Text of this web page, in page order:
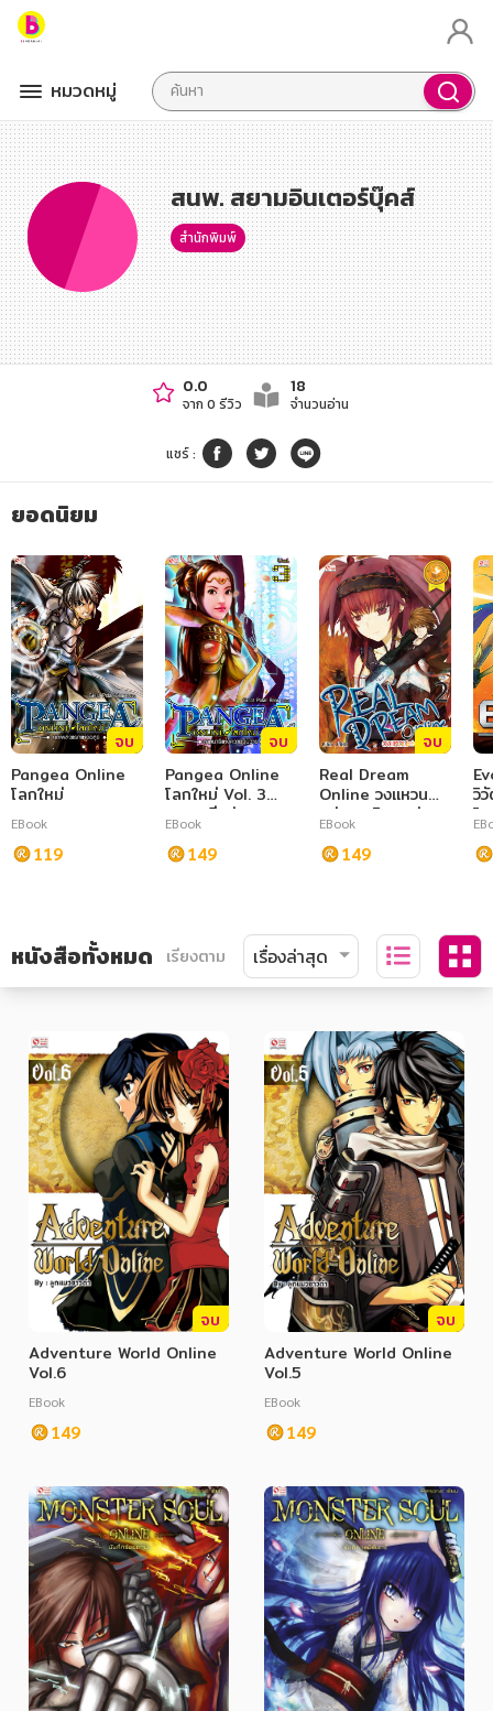
หมวดหมู่
หมวดหมู่หนังสือ
หมวดหมู่ยอดนิยม
หนังสือออกใหม่ หนังสือยอดนิยม หนังสือเช่า
อีบุ๊กอ่านฟรี
หนังสือเสียง
โปรโมชั่นลดราคา
หมวดหมู่หนังสือ
อาหาร สุขภาพ การแพทย์
ศิลปะ บันเทิง กีฬา ท่องเที่ยว
สังคม วัฒนธรรม การปกครอง ศาสนาและปรัชญา
ศาสนา และปรัชญา
กฎหมาย สัญญา ภาษี
การเงิน การลงทุน บริหาร
สนพ. สยามอินเตอร์บุ๊คส์
สำนักพิมพ์
0.0
จาก 0 รีวิว
18
จำนวนอ่าน
แชร์:
ยอดนิยม
จบ
Pangea Online
โลกใหม่
EBook
119
จบ
Pangea Online
โลกใหม่ Vol. 3
สามนารีแห่งความ
วุ่นวาย
EBook
149
จบ
Real Dream
Online วงแหวน
แห่งเมอบิอุส เล่ม 2
EBook
149
วิ
โ
หนังสือทั้งหมด เรียงตาม
จบ
Adventure World Online
Vol.6
EBook
149
จบ
Adventure World Online
Vol.5
EBook
149